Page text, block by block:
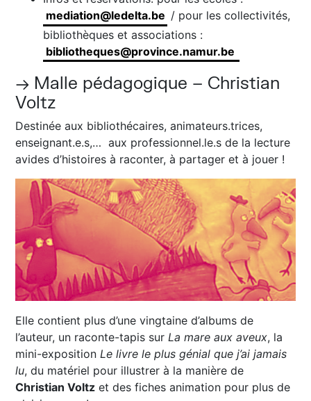
mediation@ledelta.be / pour les collectivités,
bibliothèques et associations :
bibliotheques@province.namur.be
→ Malle pédagogique – Christian
Voltz
Destinée aux bibliothécaires, animateurs.trices,
enseignant.e.s,… aux professionnel.le.s de la lecture
avides d’histoires à raconter, à partager et à jouer !
Elle contient plus d’une vingtaine d’albums de
l’auteur, un raconte-tapis surLa mare aux aveux, la
mini-expositionLe livre le plus génial que j’ai jamais
lu, du matériel pour illustrer à la manière de
Christian Voltz et des fiches animation pour plus de